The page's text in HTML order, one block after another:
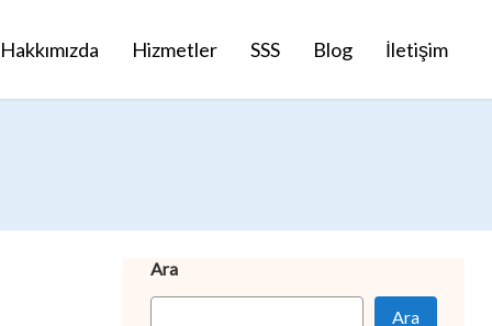
Hakkımızda Hizmetler SSS Blog İletişim
Ara
Ara